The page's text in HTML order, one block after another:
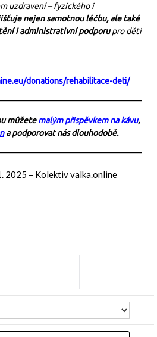
uzdravení – fyzického i
nejen samotnou léčbu, ale také
i administrativní podporupro děti
donations/rehabilitace-deti/
můžetemalým příspěvkem na kávu,
a podporovat nás dlouhodobě.
2025 – Kolektiv valka.online